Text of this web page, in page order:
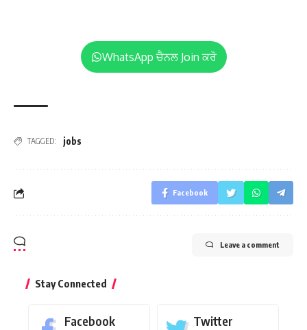
WhatsApp ਚੈਨਲ Join ਕਰੋ
TAGGED: jobs
Facebook
Leave a comment
Stay Connected
Facebook Twitter